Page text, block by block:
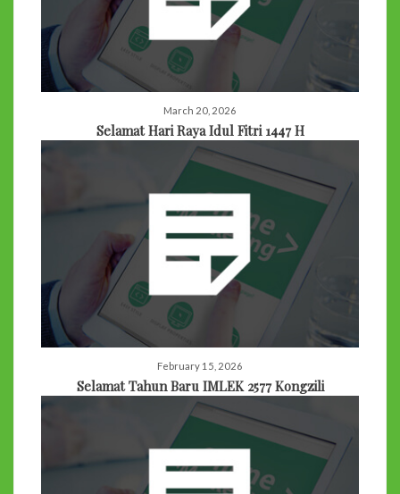
March 20, 2026
Selamat Hari Raya Idul Fitri 1447 H
February 15, 2026
Selamat Tahun Baru IMLEK 2577 Kongzili